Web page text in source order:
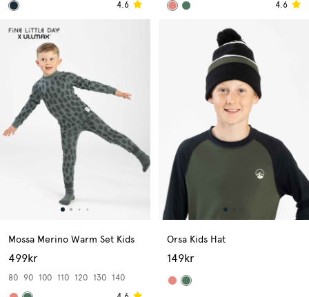
4.6
4.6
Mossa Merino Warm Set Kids
499kr
80 90 100 110 120 130
140
Orsa Kids Hat
149kr